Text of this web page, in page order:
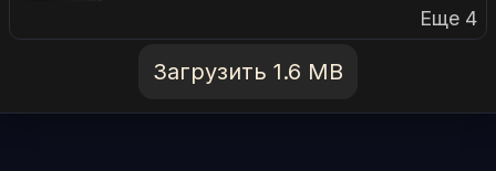
Еще 4
Загрузить 1.6 MB